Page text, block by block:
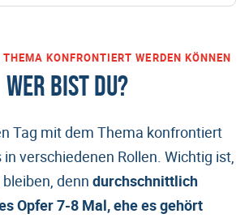
KONFRONTIERT WERDEN KÖNNEN
WER BIST DU?
Tag mit dem Thema konfrontiert
verschiedenen Rollen. Wichtig ist,
denn durchschnittlich
Opfer 7-8 Mal, ehe es gehört